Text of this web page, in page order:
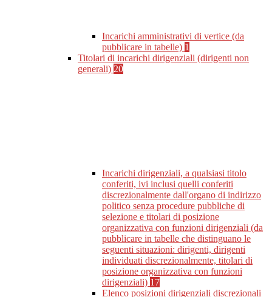
Incarichi amministrativi di vertice (da
pubblicare in tabelle) 1
Titolari di incarichi dirigenziali (dirigenti non
generali) 20
Incarichi dirigenziali, a qualsiasi titolo
conferiti, ivi inclusi quelli conferiti
discrezionalmente dall'organo di indirizzo
politico senza procedure pubbliche di
selezione e titolari di posizione
organizzativa con funzioni dirigenziali (da
pubblicare in tabelle che distinguano le
seguenti situazioni: dirigenti, dirigenti
individuati discrezionalmente, titolari di
posizione organizzativa con funzioni
dirigenziali) 17
Elenco posizioni dirigenziali discrezionali